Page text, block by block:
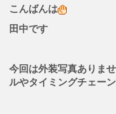
こんばんは
田中です
今回は外装写真ありま
ルやタイミングチェー